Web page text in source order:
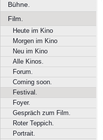
Bühne.
Film.
Heute im Kino
Morgen im Kino
Neu im Kino
Alle Kinos.
Forum.
Coming soon.
Festival.
Foyer.
Gespräch zum Film.
Roter Teppich.
Portrait.